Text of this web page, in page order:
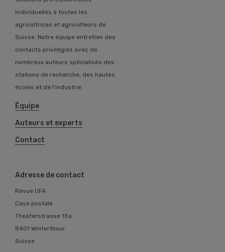
individuelles à toutes les
agricultrices et agriculteurs de
Suisse. Notre équipe entretien des
contacts privilégiés avec de
nombreux auteurs spécialisés des
stations de recherche, des hautes
écoles et de l’industrie.
Équipe
Auteurs et experts
Contact
Adresse de contact
Revue UFA
Case postale
Theaterstrasse 15a
8401 Winterthour
Suisse